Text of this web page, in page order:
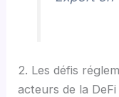
2. Les défis
acteurs de la DeFi